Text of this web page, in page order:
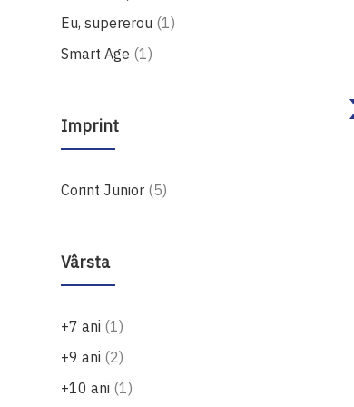
Eu, supererou 1produs
Smart Age 1produs
Imprint
Corint Junior 5produse
Vârsta
+7 ani 1produs
+9 ani 2produse
+10 ani 1produs